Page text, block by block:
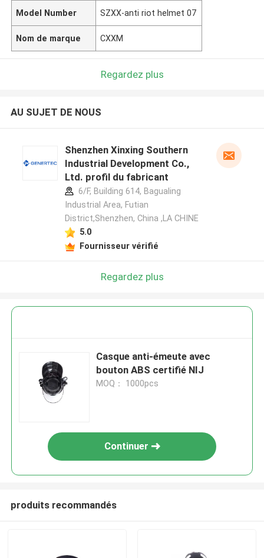
Model Number SZXX-anti riot helmet 07
Nom de marque CXXM
Regardez plus
AU SUJET DE NOUS
Shenzhen Xinxing Southern
Industrial Development Co.,
Ltd. profil du fabricant
6/F, Building 614, Bagualing
Industrial Area, Futian
District,Shenzhen, China ,LA CHINE
5.0
Fournisseur vérifié
Regardez plus
Casque anti-émeute avec
bouton ABS certifié NIJ
MOQ： 1000pcs
Continuer
produits recommandés